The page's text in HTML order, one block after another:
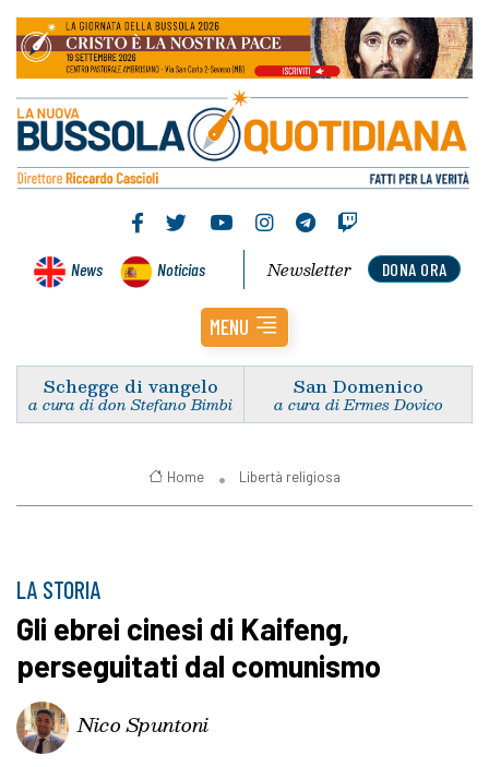
News Noticias DONA ORA
Newsletter
MENU
Schegge di vangelo
a cura di don Stefano Bimbi
San Domenico
a cura di Ermes Dovico
Home Libertà religiosa
LA STORIA
Gli ebrei cinesi di Kaifeng,
perseguitati dal comunismo
Nico Spuntoni